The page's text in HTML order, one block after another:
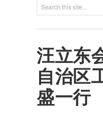
汪立东
自治区
盛一行